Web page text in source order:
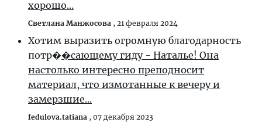
хорошо...
Светлана Манжосова , 21 февраля 2024
Хотим выразить огромную благодарность
потр��сающему гиду - Наталье! Она
настолько интересно преподносит
материал, что измотанные к вечеру и
замерзшие...
fedulova.tatiana , 07 декабря 2023